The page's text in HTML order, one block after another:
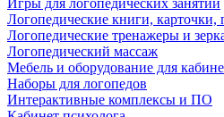
Игры для логопедических занятий
Логопедические книги, карточки,
Логопедические тренажеры и
Логопедический массаж
Мебель и оборудование для
Наборы для логопедов
Интерактивные комплексы и ПО